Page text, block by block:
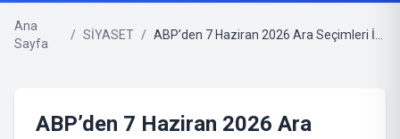
Ana
Sayfa
/ SİYASET /
ABP’den 7 Haziran 2026 Ara